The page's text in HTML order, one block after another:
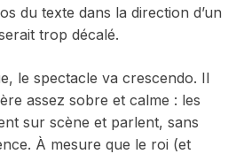
du texte dans la direction d’un
trop décalé.
le spectacle va crescendo. Il
assez sobre et calme : les
sur scène et parlent, sans
À mesure que le roi (et